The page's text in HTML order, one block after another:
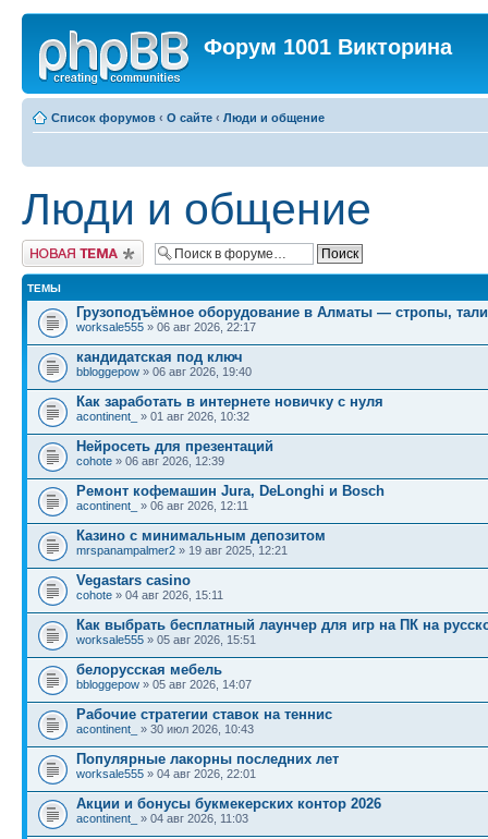
Форум 1001 Викторина
Список форумов ‹ О сайте ‹ Люди и общение
Люди и общение
Новая тема
ТЕМЫ
Грузоподъёмное оборудование в Алматы — стропы,
worksale555 » 06 авг 2026, 22:17
кандидатская под ключ
bbloggepow » 06 авг 2026, 19:40
Как заработать в интернете новичку с нуля
acontinent_ » 01 авг 2026, 10:32
Нейросеть для презентаций
cohote » 06 авг 2026, 12:39
Ремонт кофемашин Jura, DeLonghi и Bosch
acontinent_ » 06 авг 2026, 12:11
Казино с минимальным депозитом
mrspanampalmer2 » 19 авг 2025, 12:21
Vegastars casino
cohote » 04 авг 2026, 15:11
Как выбрать бесплатный лаунчер для игр на ПК на
worksale555 » 05 авг 2026, 15:51
белорусская мебель
bbloggepow » 05 авг 2026, 14:07
Рабочие стратегии ставок на теннис
acontinent_ » 30 июл 2026, 10:43
Популярные лакорны последних лет
worksale555 » 04 авг 2026, 22:01
Акции и бонусы букмекерских контор 2026
acontinent_ » 04 авг 2026, 11:03